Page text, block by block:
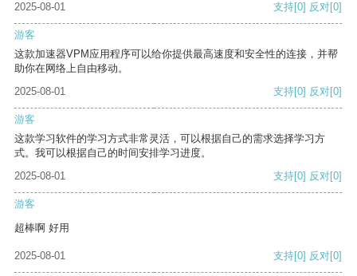
2025-08-01 支持[0] 反对[0]
游客
这款加速器VPM应用程序可以给你提供最高速度和安全性的连接，并帮
助你在网络上自由移动。
2025-08-01
支持[0] 反对[0]
游客
这款学习软件的学习方式非常灵活，可以根据自己的需求选择学习方
式。我可以根据自己的时间安排学习进度。
2025-08-01
支持[0] 反对[0]
游客
超棒啊 好用
2025-08-01 支持[0] 反对[0]